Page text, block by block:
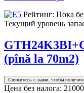
Рейтинг: Пока
Текущий уровень
(pînă la 70m2)
Свяжитесь с нами, чтобы
Цена без налога: